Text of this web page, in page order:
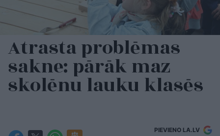
Atrasta problēmas
sakne: pārāk maz
skolēnu lauku klasēs
PIEVIENO LA.LV